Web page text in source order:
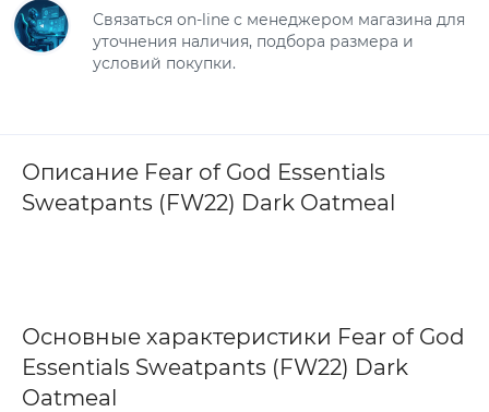
Связаться on-line с менеджером магазина для
уточнения наличия, подбора размера и
условий покупки.
Описание Fear of God Essentials
Sweatpants (FW22) Dark Oatmeal
Основные характеристики Fear of God
Essentials Sweatpants (FW22) Dark
Oatmeal